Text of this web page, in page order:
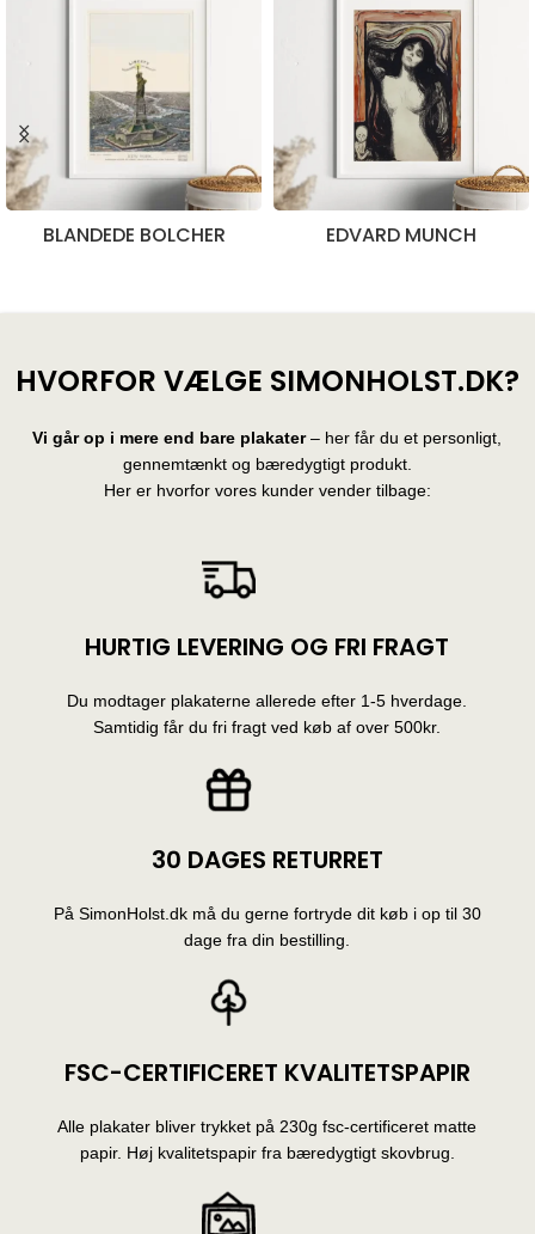
BLANDEDE BOLCHER EDVARD MUNCH
HVORFOR VÆLGE SIMONHOLST.DK?
Vi går op i mere end bare plakater– her får du et personligt,
gennemtænkt og bæredygtigt produkt.
Her er hvorfor vores kunder vender tilbage:
HURTIG LEVERING OG FRI FRAGT
Du modtager plakaterne allerede efter 1-5 hverdage.
Samtidig får du fri fragt ved køb af over 500kr.
30 DAGES RETURRET
På SimonHolst.dk må du gerne fortryde dit køb i op til 30
dage fra din bestilling.
FSC-CERTIFICERET KVALITETSPAPIR
Alle plakater bliver trykket på 230g fsc-certificeret matte
papir. Høj kvalitetspapir fra bæredygtigt skovbrug.